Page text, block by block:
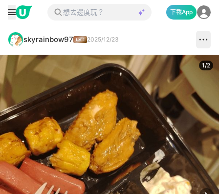
下載App
skyrainbow97 2025/12/23
1/2